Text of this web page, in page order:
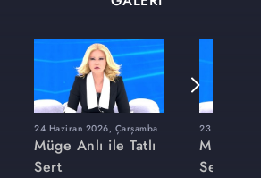
24 Haziran 2026, Çarşamba
Müge Anlı ile Tatlı
Sert
23 Haziran
Müge
Sert